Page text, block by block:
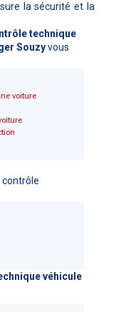
la sécurité et la
technique
Souzyvous
voiture
contrôle
véhicule